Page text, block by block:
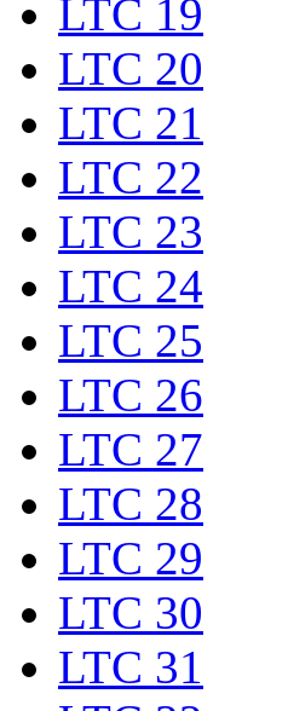
LTC 19
LTC 20
LTC 21
LTC 22
LTC 23
LTC 24
LTC 25
LTC 26
LTC 27
LTC 28
LTC 29
LTC 30
LTC 31